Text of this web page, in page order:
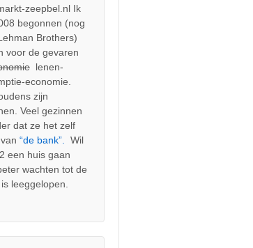
zeepbel.nl Ik
begonnen (nog
Brothers)
voor de gevaren
lenen-
economie.
zijn
Veel gezinnen
dat ze het zelf
van“de bank”. Wil
een huis gaan
wachten tot de
leeggelopen.